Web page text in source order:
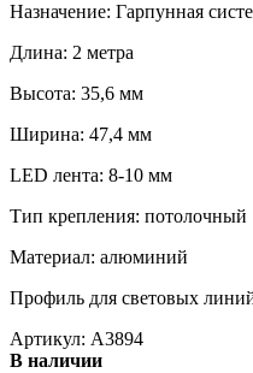
Назначение: Гарпунная
Длина: 2 метра
Высота: 35,6 мм
Ширина: 47,4 мм
LED лента: 8-10 мм
Тип крепления: потолочный
Материал: алюминий
Профиль для световых
Артикул: A3894
В наличии